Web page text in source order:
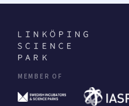
MEMBER OF